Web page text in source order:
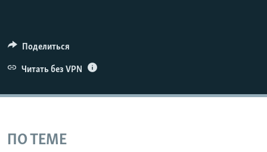
Поделиться
Читать без VPN
ПО ТЕМЕ